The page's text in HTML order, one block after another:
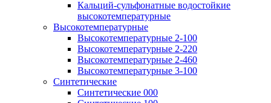
Кальций-сульфонатные водостойкие
высокотемпературные
Высокотемпературные
Высокотемпературные 2-100
Высокотемпературные 2-220
Высокотемпературные 2-460
Высокотемпературные 3-100
Синтетические
Синтетические 000